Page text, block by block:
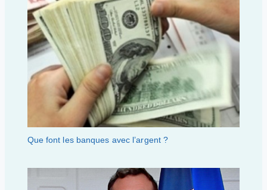
Que font les banques avec l’argent ?